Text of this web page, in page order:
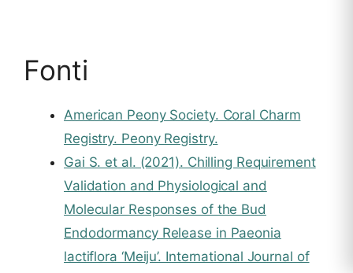
Fonti
American Peony Society. Coral Charm
Registry. Peony Registry.
Gai S. et al. (2021). Chilling Requirement
Validation and Physiological and
Molecular Responses of the Bud
Endodormancy Release in Paeonia
lactiflora ‘Meiju’. International Journal of